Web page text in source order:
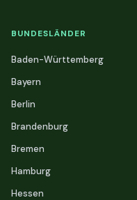
BUNDESLÄNDER
Baden-Württemberg
Bayern
Berlin
Brandenburg
Bremen
Hamburg
Hessen